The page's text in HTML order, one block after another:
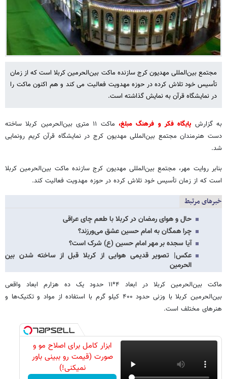
مجتمع بین‌المللی مهدیون کرج سازنده ماکت بین‌الحرمین کربلا است که از زمان
تأسیس خود تلاش کرده در حوزه مهدویت فعالیت می کند و هم اکنون ماکت را
در نمایشگاه قرآن به نمایش گذاشته است.
به گزارش پایگاه فکر و فرهنگ مبلغ،
ماکت ۱۱ متری بین‌الحرمین کربلا ساخته
دست هنرمندان مجتمع بین‌المللی مهدیون کرج در نمایشگاه قرآن کریم رونمایی
شد.
بنابر روایت مهر، مجتمع بین‌المللی مهدیون کرج سازنده ماکت بین‌الحرمین کربلا
است که از زمان تأسیس خود تلاش کرده در حوزه مهدویت فعالیت کند.
خبرهای مرتبط
حال و هوای رمضان در کربلا با طعم چای عراقی
چرا همگان به امام حسین عشق می‌ورزند؟
آیا سجده بر مهر امام حسین (ع) شرک است؟
عکس| تصویر قدیمی هوایی از کربلا قبل از ساخته شدن بین
الحرمین
ماکت بین‌الحرمین کربلا در ابعاد ۴*۱۱ حدود یک ده هزارم ابعاد واقعی
بین‌الحرمین کربلا با وزنی حدود ۴۰۰ کیلو گرم با استفاده از مواد و تکنیک‌ها و
هنرهای مختلف است.
ابزار کامل برای اصلاح مو و
صورت (قیمت رو ببینی باور
نمیکنی!)